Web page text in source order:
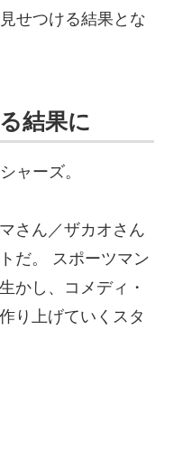
せつける結果とな
結果に
ャーズ。
さん／ザカオさん
だ。 スポーツマン
かし、コメディ・
り上げていくスタ